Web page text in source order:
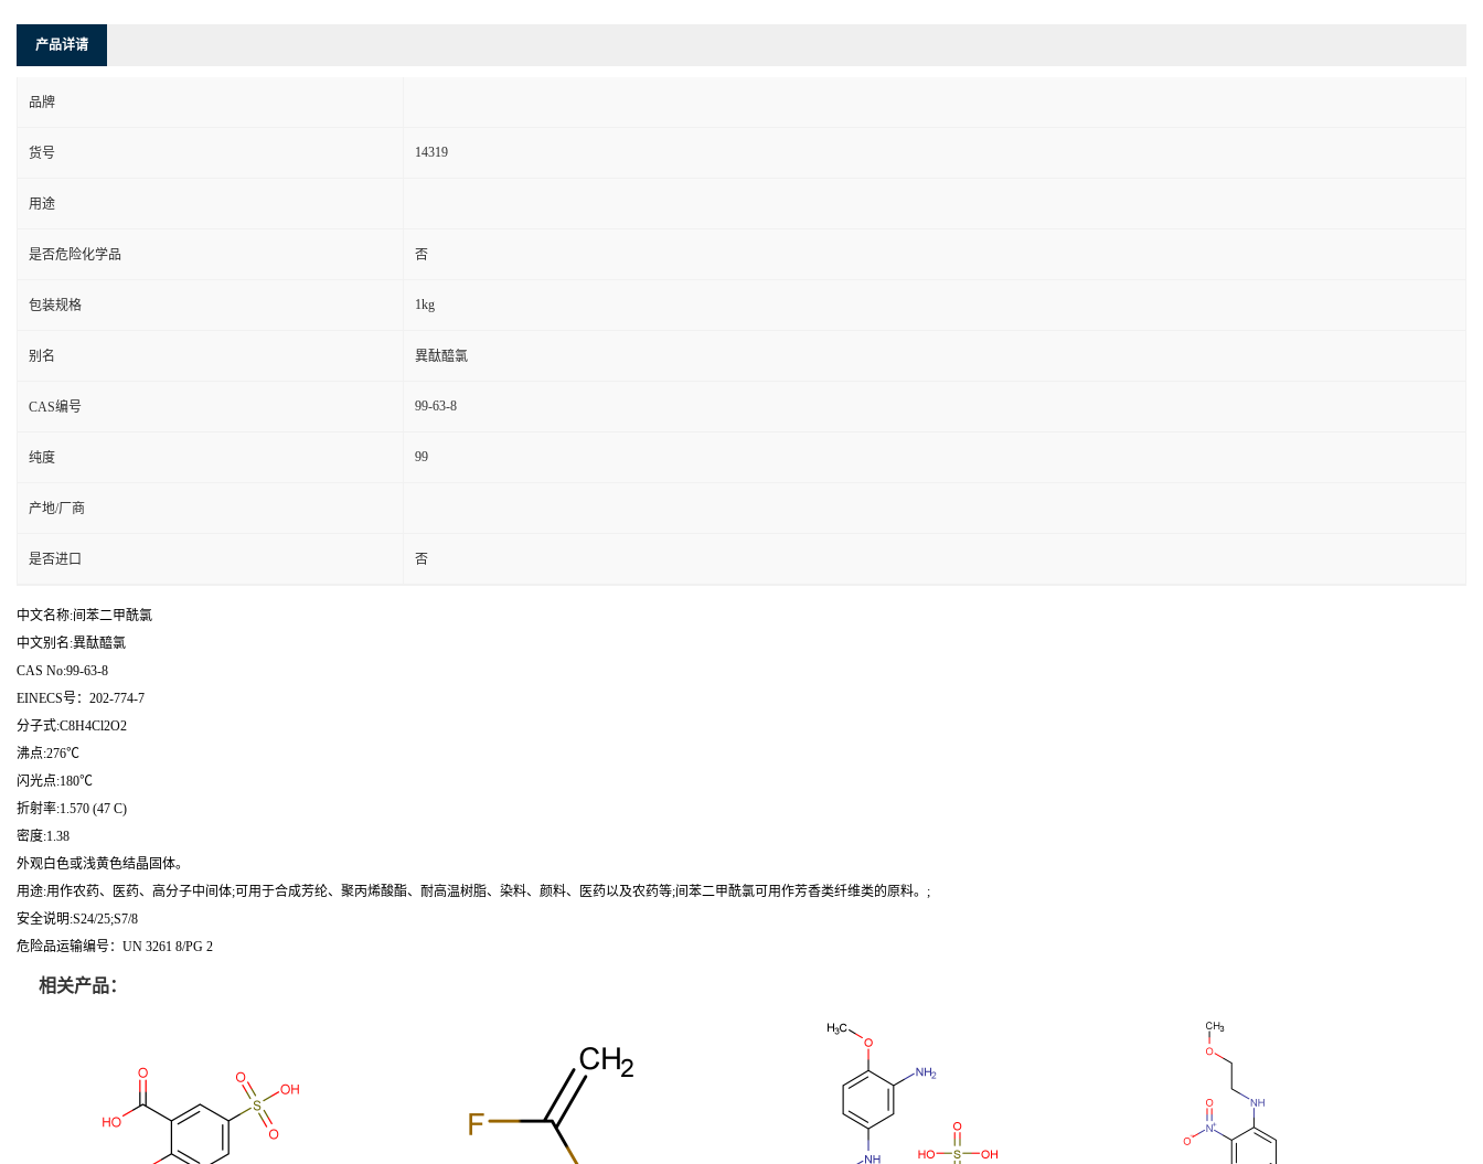
产品详请
品牌
货号 14319
用途
是否危险化学品 否
包装规格 1kg
别名 異酞醯氯
CAS编号 99-63-8
纯度 99
产地/厂商
是否进口 否
中文名称:间苯二甲酰氯
中文别名:異酞醯氯
CAS No:99-63-8
EINECS号：202-774-7
分子式:C8H4Cl2O2
沸点:276℃
闪光点:180℃
折射率:1.570 (47 C)
密度:1.38
外观白色或浅黄色结晶固体。
用途:用作农药、医药、高分子中间体;可用于合成芳纶、聚丙烯酸酯、耐高温树脂、染料、颜料、医药以及农药等;间苯二甲酰氯可用作芳香类纤维类的原料。;
安全说明:S24/25;S7/8
危险品运输编号：UN 3261 8/PG 2
相关产品：